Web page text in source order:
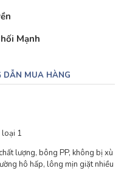
Mạnh
DẪN MUA HÀNG
loại 1
lượng, bông PP, không bị xù
hô hấp, lông mịn giặt nhiều